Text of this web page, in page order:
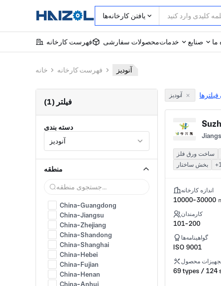
یافتن کارخانه‌ها
فهرست کارخانه محصولات سفارشیخدمات صنایع ما
خانه فهرست کارخانه آنودیز
فیلتر (1)
دسته بندی
آنودیز
منطقه
China-Guangdong
China-Jiangsu
China-Zhejiang
China-Shandong
China-Shanghai
China-Hebei
China-Fujian
China-Henan
China-Anhui
آنودیز
ساخت ورق فلز
بخش ساختار
اندازه کارخانه
10000-30000
کارمندان
101-200
گواهینامه‌ها
ISO 9001
محصول
69 types / 124